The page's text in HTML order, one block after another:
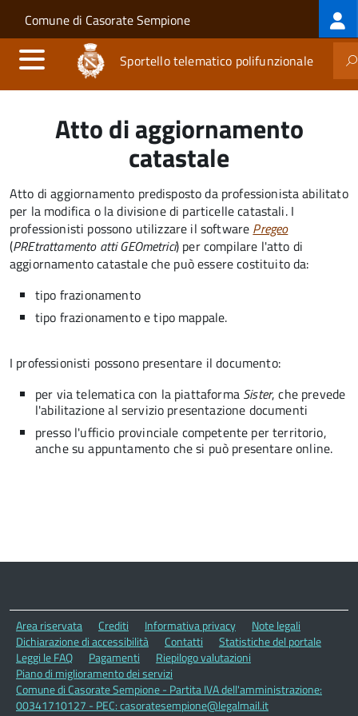
Salta al contenuto principale
Skip to site navigation
Comune di Casorate Sempione
Sportello telematico polifunzionale
Atto di aggiornamento
catastale
Atto di aggiornamento predisposto da professionista abilitato
per la modifica o la divisione di particelle catastali. I
professionisti possono utilizzare il software Pregeo
(PREtrattamento atti GEOmetrici) per compilare l'atto di
aggiornamento catastale che può essere costituito da:
tipo frazionamento
tipo frazionamento e tipo mappale.
I professionisti possono presentare il documento:
per via telematica con la piattaforma Sister, che prevede
l'abilitazione al servizio presentazione documenti
presso l'ufficio provinciale competente per territorio,
anche su appuntamento che si può presentare online.
Area riservata Crediti Informativa privacy
Note legali
Dichiarazione di accessibilità
Contatti
Statistiche del portale
Leggi le FAQ
Pagamenti
Riepilogo valutazioni
Piano di miglioramento dei servizi
Comune di Casorate Sempione - Partita IVA dell'amministrazione:
00341710127 - PEC: casoratesempione@legalmail.it